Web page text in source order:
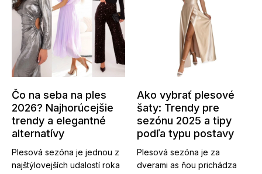
Čo na seba na ples
2026? Najhorúcejšie
trendy a elegantné
alternatívy
Plesová sezóna je jednou z
najštýlovejších udalostí roka
Ako vybrať plesové
šaty: Trendy pre
sezónu 2025 a tipy
podľa typu postavy
Plesová sezóna je za
dverami as ňou prichádza